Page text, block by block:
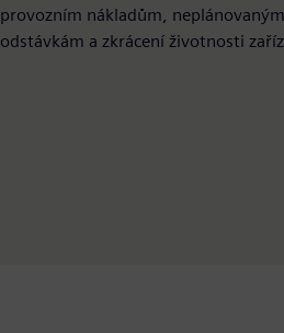
provozním nákladům, neplánovaným
odstávkám a zkrácení životnosti